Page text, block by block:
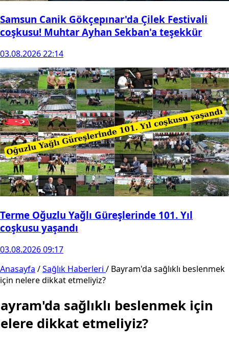
Samsun Canik Gökçepınar'da Çilek Festivali
coşkusu! Muhtar Ayhan Sekban'a teşekkür
03.08.2026 22:14
Terme Oğuzlu Yağlı Güreşlerinde 101. Yıl
coşkusu yaşandı
03.08.2026 09:17
Anasayfa /Sağlık Haberleri / Bayram'da sağlıklı beslenmek
için nelere dikkat etmeliyiz?
sağlıklı beslenmek için
dikkat etmeliyiz?